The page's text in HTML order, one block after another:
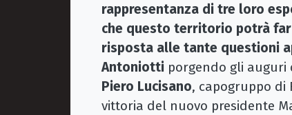
rappresentanza di tre loro
che questo territorio potrà
risposta alle tante questioni
Antoniotti porgendo gli
Piero Lucisano, capogruppo di
vittoria del nuovo presidente